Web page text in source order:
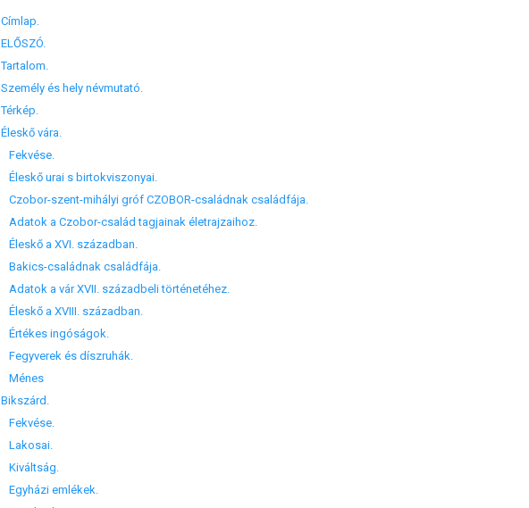
Címlap.
ELŐSZÓ.
Tartalom.
Személy és hely névmutató.
Térkép.
Éleskő vára.
Fekvése.
Éleskő urai s birtokviszonyai.
Czobor-szent-mihályi gróf CZOBOR-családnak családfája.
Adatok a Czobor-család tagjainak életrajzaihoz.
Éleskő a XVI. században.
Bakics-családnak családfája.
Adatok a vár XVII. századbeli történetéhez.
Éleskő a XVIII. században.
Értékes ingóságok.
Fegyverek és díszruhák.
Ménes
Bikszárd.
Fekvése.
Lakosai.
Kiváltság.
Egyházi emlékek.